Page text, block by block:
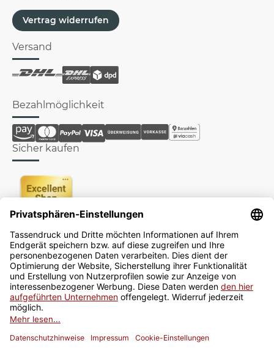
Vertrag widerrufen
Versand
Bezahlmöglichkeit
Sicher kaufen
Newsletter